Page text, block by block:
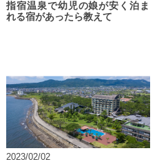
指宿温泉で幼児の娘が安く泊ま
れる宿があったら教えて
2023/02/02